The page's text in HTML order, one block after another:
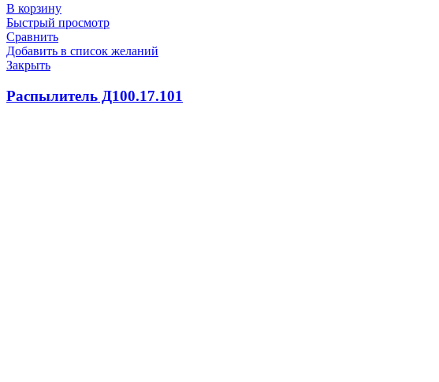
В корзину
Быстрый просмотр
Сравнить
Добавить в список желаний
Закрыть
Распылитель Д100.17.101